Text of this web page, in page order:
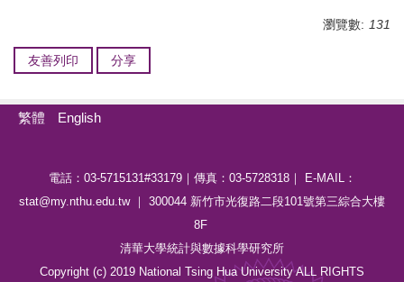
瀏覽數: 131
友善列印 分享
繁體 English
電話：03-5715131#33179｜傳真：03-5728318｜ E-MAIL：
stat@my.nthu.edu.tw ｜ 300044 新竹市光復路二段101號第三綜合大樓
8F
清華大學統計與數據科學研究所
Copyright (c) 2019 National Tsing Hua University ALL RIGHTS